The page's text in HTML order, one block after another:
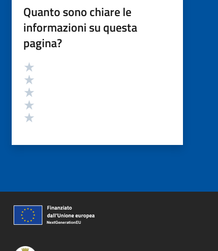
Quanto sono chiare le
informazioni su questa
pagina?
Valutazione